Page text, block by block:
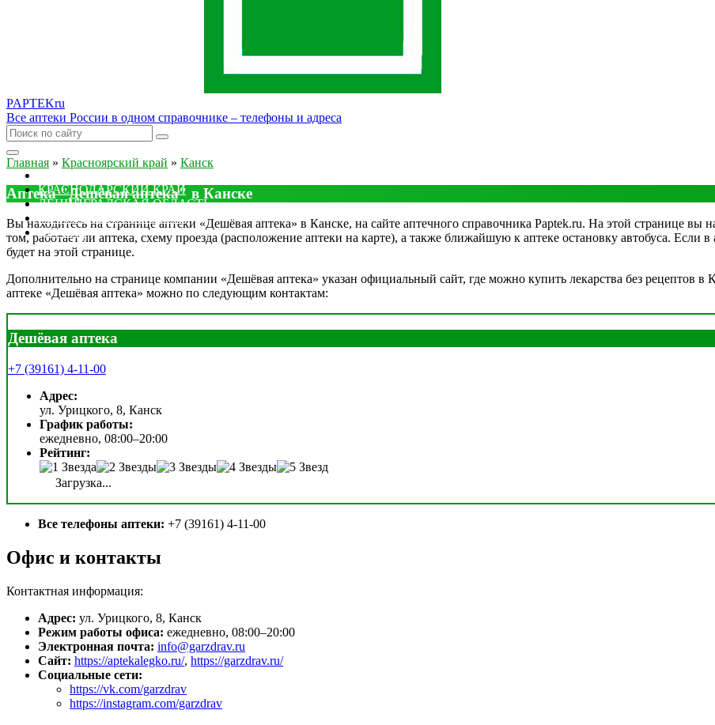
PAPTEKru
Все аптеки России в одном справочнике – телефоны и адреса
КРАСНОДАРСКИЙ КРАЙ
ЛЕНИНГРАДСКАЯ ОБЛАСТЬ
ДРУГИЕ
Главная » Красноярский край » Канск
Аптека "Дешёвая аптека" в Канске
Вы находитесь на странице аптеки «Дешёвая аптека» в Канске, на сайте аптечного справочника Paptek.ru. На этой странице
том, работает ли аптека, схему проезда (расположение аптеки на карте), а также ближайшую к аптеке остановку автобуса.
будет на этой странице.
Дополнительно на странице компании «Дешёвая аптека» указан официальный сайт, где можно купить лекарства без рецептов в
аптеке «Дешёвая аптека» можно по следующим контактам:
Дешёвая аптека
+7 (39161) 4-11-00
Адрес:
ул. Урицкого, 8, Канск
График работы:
ежедневно, 08:00–20:00
Рейтинг:
Загрузка...
Все телефоны аптеки: +7 (39161) 4-11-00
Офис и контакты
Контактная информация:
Адрес: ул. Урицкого, 8, Канск
Режим работы офиса: ежедневно, 08:00–20:00
Электронная почта: info@garzdrav.ru
Сайт: https://aptekalegko.ru/, https://garzdrav.ru/
Социальные сети:
https://vk.com/garzdrav
https://instagram.com/garzdrav